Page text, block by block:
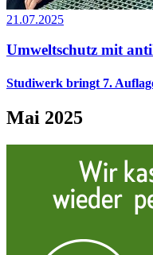
21.07.2025
Umweltschutz mit
Studiwerk bringt 7.
Mai 2025